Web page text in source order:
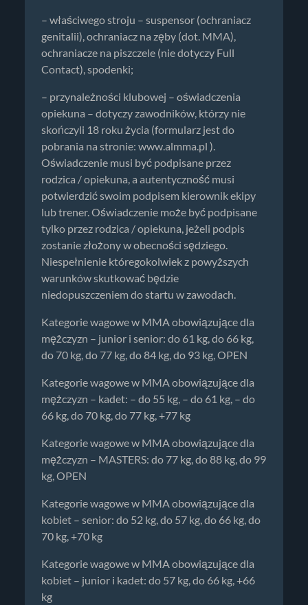
– właściwego stroju – suspensor (ochraniacz
genitalii), ochraniacz na zęby (dot. MMA),
ochraniacze na piszczele (nie dotyczy Full
Contact), spodenki;
– przynależności klubowej – oświadczenia
opiekuna – dotyczy zawodników, którzy nie
skończyli 18 roku życia (formularz jest do
pobrania na stronie: www.almma.pl ).
Oświadczenie musi być podpisane przez
rodzica / opiekuna, a autentyczność musi
potwierdzić swoim podpisem kierownik ekipy
lub trener. Oświadczenie może być podpisane
tylko przez rodzica / opiekuna, jeżeli podpis
zostanie złożony w obecności sędziego.
Niespełnienie któregokolwiek z powyższych
warunków skutkować będzie
niedopuszczeniem do startu w zawodach.
Kategorie wagowe w MMA obowiązujące dla
mężczyzn – junior i senior: do 61 kg, do 66 kg,
do 70 kg, do 77 kg, do 84 kg, do 93 kg, OPEN
Kategorie wagowe w MMA obowiązujące dla
mężczyzn – kadet: – do 55 kg, – do 61 kg, – do
66 kg, do 70 kg, do 77 kg, +77 kg
Kategorie wagowe w MMA obowiązujące dla
mężczyzn – MASTERS: do 77 kg, do 88 kg, do 99
kg, OPEN
Kategorie wagowe w MMA obowiązujące dla
kobiet – senior: do 52 kg, do 57 kg, do 66 kg, do
70 kg, +70 kg
Kategorie wagowe w MMA obowiązujące dla
kobiet – junior i kadet: do 57 kg, do 66 kg, +66
kg